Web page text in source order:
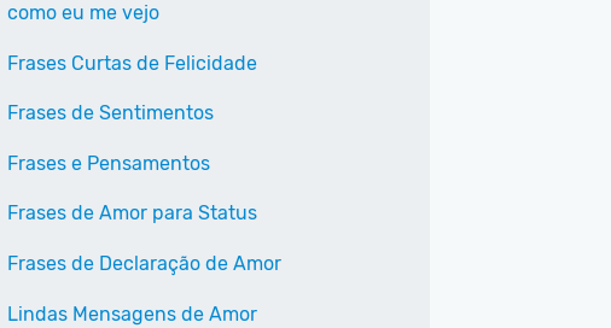
como eu me vejo
Frases Curtas de Felicidade
Frases de Sentimentos
Frases e Pensamentos
Frases de Amor para Status
Frases de Declaração de Amor
Lindas Mensagens de Amor